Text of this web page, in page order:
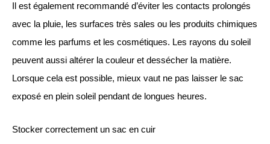
Il est également recommandé d’éviter les contacts prolongés
avec la pluie, les surfaces très sales ou les produits chimiques
comme les parfums et les cosmétiques. Les rayons du soleil
peuvent aussi altérer la couleur et dessécher la matière.
Lorsque cela est possible, mieux vaut ne pas laisser le sac
exposé en plein soleil pendant de longues heures.
Stocker correctement un sac en cuir